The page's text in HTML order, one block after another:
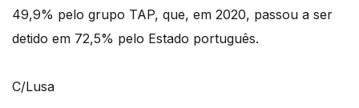
49,9% pelo grupo TAP, que, em 2020, passou a ser
detido em 72,5% pelo Estado português.
C/Lusa